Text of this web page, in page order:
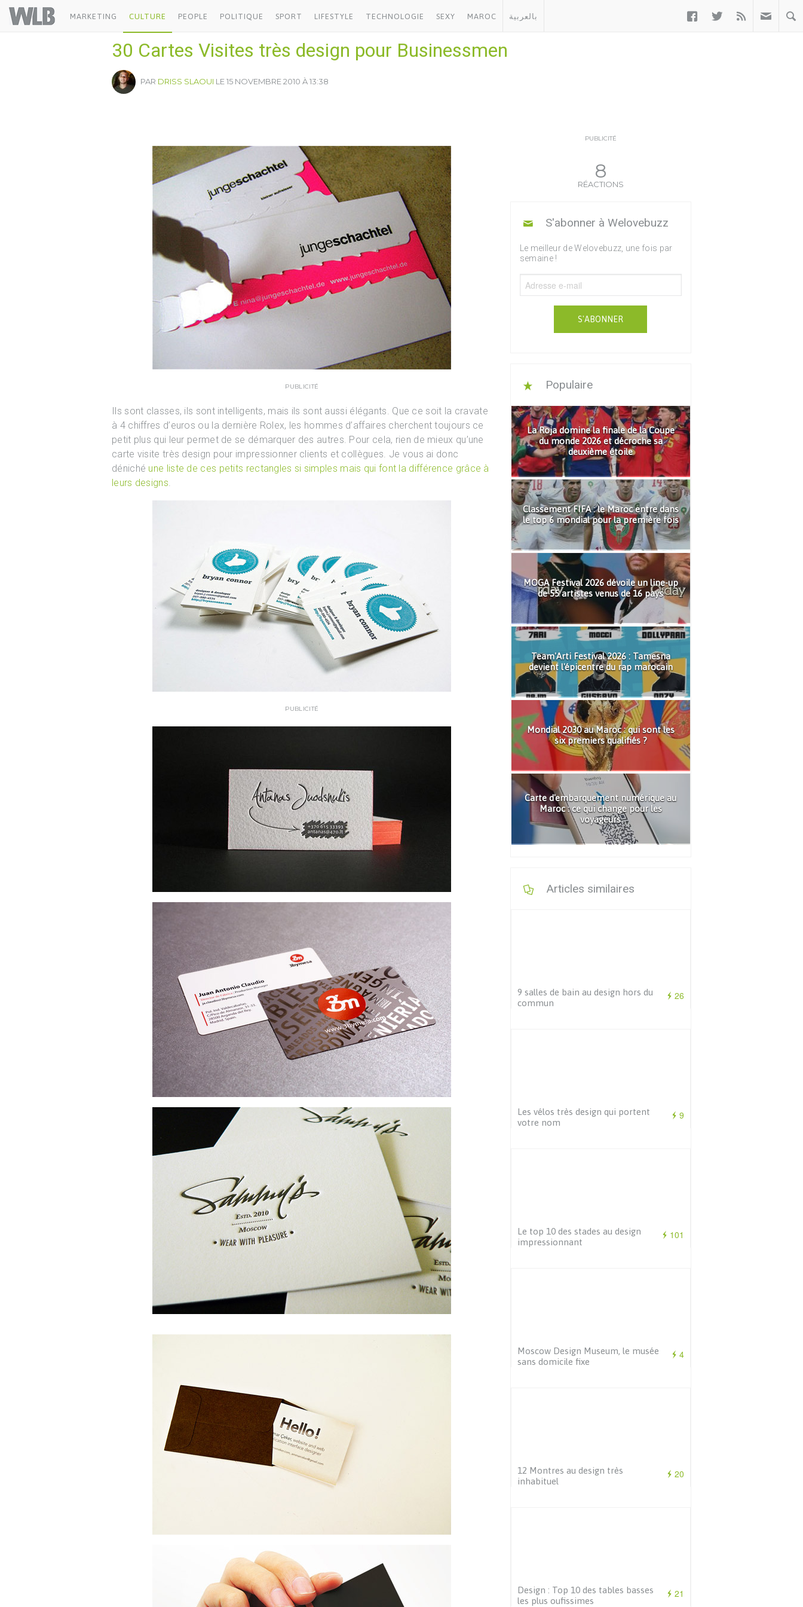
Welovebuzz
MARKETING CULTURE PEOPLE POLITIQUE SPORT LIFESTYLE TECHNOLOGIE SEXY MAROC بالعربية   
30 Cartes Visites très design pour Businessmen
PAR DRISS SLAOUI LE 15 NOVEMBRE 2010 À 13:38
PUBLICITÉ
Ils sont classes, ils sont intelligents, mais ils sont aussi élégants. Que ce soit la cravate
à 4 chiffres d’euros ou la dernière Rolex, les hommes d’affaires cherchent toujours ce
petit plus qui leur permet de se démarquer des autres. Pour cela, rien de mieux qu’une
carte visite très design pour impressionner clients et collègues. Je vous ai donc
déniché une liste de ces petits rectangles si simples mais qui font la différence grâce à
leurs designs.
PUBLICITÉ
PUBLICITÉ
8
RÉACTIONS
S'abonner à Welovebuzz
Le meilleur de Welovebuzz, une fois par
semaine !
S'ABONNER
Populaire
La Roja domine la finale de la Coupe
du monde 2026 et décroche sa
deuxième étoile
Classement FIFA : le Maroc entre dans
le top 6 mondial pour la première fois
MOGA Festival 2026 dévoile un line-up
de 55 artistes venus de 16 pays
Team'Arti Festival 2026 : Tamesna
devient l'épicentre du rap marocain
Mondial 2030 au Maroc : qui sont les
six premiers qualifiés ?
Carte d'embarquement numérique au
Maroc : ce qui change pour les
voyageurs
Articles similaires
26
9 salles de bain au design hors du
commun
9
Les vélos très design qui portent
votre nom
101
Le top 10 des stades au design
impressionnant
4
Moscow Design Museum, le musée
sans domicile fixe
20
12 Montres au design très
inhabituel
21
Design : Top 10 des tables basses
les plus oufissimes